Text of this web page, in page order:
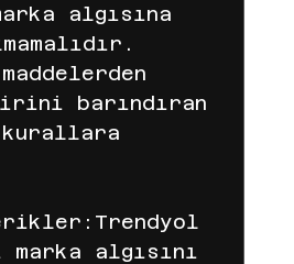
reklam süreci
algısına
barındıran
algısını